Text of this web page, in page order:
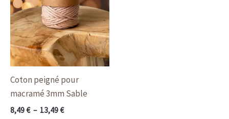
Coton peigné pour
macramé 3mm Sable
8,49€ – 13,49€
options
peuvent
être
choisies
sur